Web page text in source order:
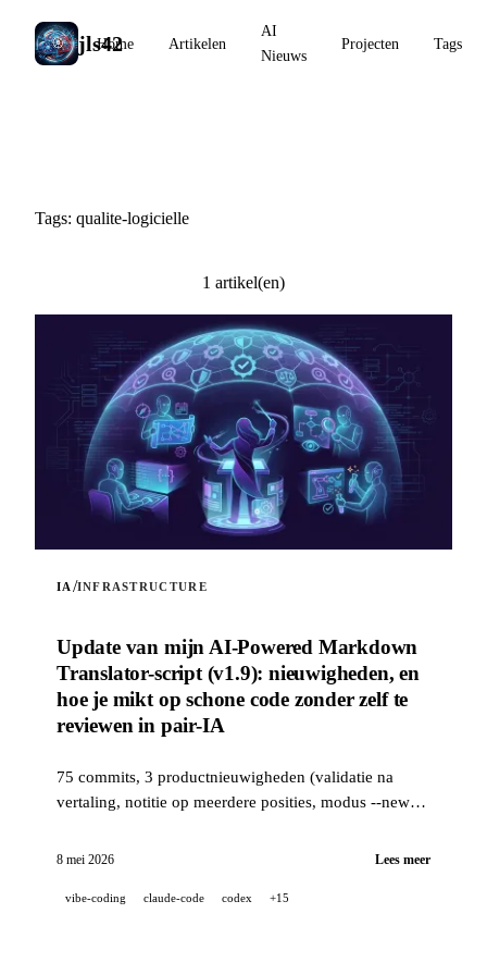
jls42
Home Artikelen
AI
Nieuws
Projecten Tags
Tags: qualite-logicielle
1 artikel(en)
IA /INFRASTRUCTURE
Update van mijn AI-Powered Markdown
Translator-script (v1.9): nieuwigheden, en
hoe je mikt op schone code zonder zelf te
reviewen in pair-IA
75 commits, 3 productnieuwigheden (validatie na
vertaling, notitie op meerdere posities, modus --news)
door AI ondersteunde PR-review) om schone code na
pair-IA.
8 mei 2026 Lees meer
vibe-coding claude-code codex +15